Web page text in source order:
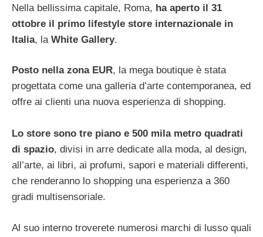
Nella bellissima capitale, Roma, ha aperto il 31
ottobre il primo lifestyle store internazionale in
Italia, la White Gallery.
Posto nella zona EUR, la mega boutique è stata
progettata come una galleria d’arte contemporanea, ed
offre ai clienti una nuova esperienza di shopping.
Lo store sono tre piano e 500 mila metro quadrati
di spazio, divisi in arre dedicate alla moda, al design,
all’arte, ai libri, ai profumi, sapori e materiali differenti,
che renderanno lo shopping una esperienza a 360
gradi multisensoriale.
Al suo interno troverete numerosi marchi di lusso quali